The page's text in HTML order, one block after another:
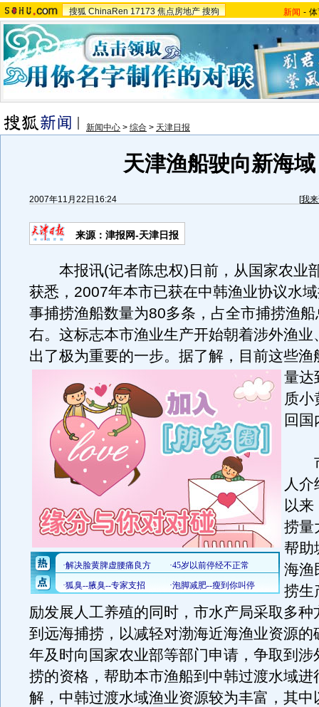
搜狐 ChinaRen 17173 焦点房地产 搜狗 新闻 -
新闻中心 > 综合 > 天津日报
天津渔船驶向新海域
2007年11月22日16:24 [我
来源：津报网-天津日报
本报讯(记者陈忠权)日前，从国家农业
获悉，2007年本市已获在中韩渔业协议水
事捕捞渔船数量为80多条，占全市捕捞渔
右。这标志本市渔业生产开始朝着涉外渔业
出了极为重要的一步。 据了解，目前这些渔
量达
质小
回国
市
人
以
捞量
帮助
海渔
捞生
励发展人工养殖的同时，市水产局采取多种
到远海捕捞，以减轻对渤海近海渔业资源的
年及时向国家农业部等部门申请，争取到涉
捞的资格，帮助本市渔船到中韩过渡水域进
解，中韩过渡水域渔业资源较为丰富，其中